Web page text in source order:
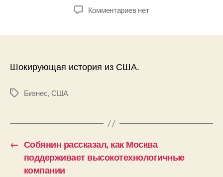
Комментариевк
нет
Шокирующая история из США.
МеткиБизнес, США
← Собянин рассказал, как Москва
поддерживает высокотехнологичные
компании